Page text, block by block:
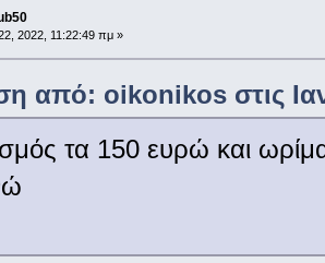
22, 2022, 11:22:49 πμ »
από: oikonikos στις
τα 150 ευρώ και